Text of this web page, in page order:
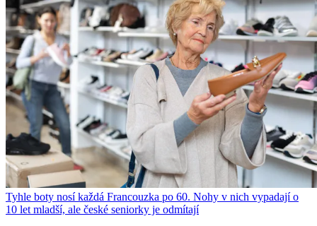
Tyhle boty nosí každá Francouzka po 60. Nohy v nich vypadají o
10 let mladší, ale české seniorky je odmítají